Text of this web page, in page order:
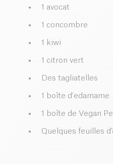
1 avocat
1 concombre
1 kiwi
1 citron vert
Des tagliatelles
1 boîte d'edamame
1 boîte de Vegan
Quelques feuilles